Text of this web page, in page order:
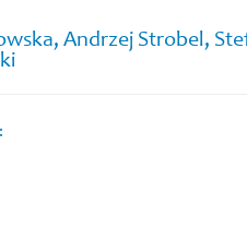
Andrzej Strobel,